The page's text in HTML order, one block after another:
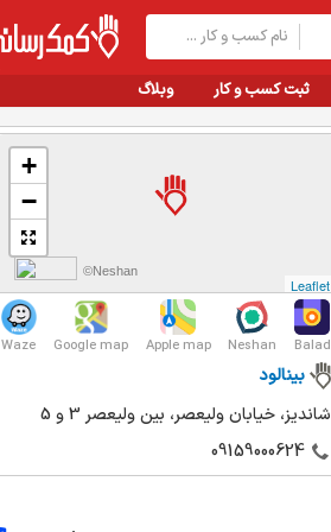
وبلاگ ثبت کسب و کار
+
−
Leaflet
©Neshan
Balad
Neshan
Apple map
Google map
Waze
بینالود
شاندیز، خیابان ولیعصر، بین ولیعصر 3 و 5
09159000624